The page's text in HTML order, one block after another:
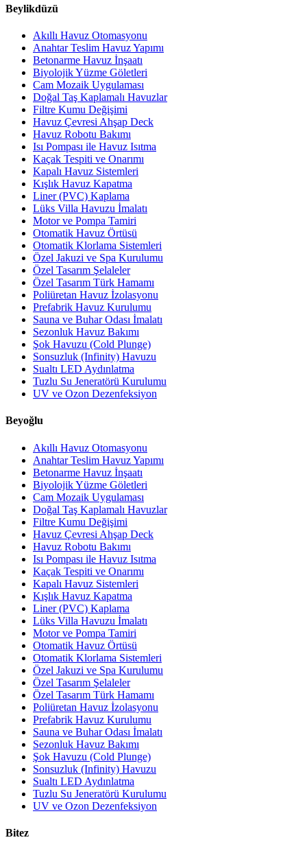
Beylikdüzü
Akıllı Havuz Otomasyonu
Anahtar Teslim Havuz Yapımı
Betonarme Havuz İnşaatı
Biyolojik Yüzme Göletleri
Cam Mozaik Uygulaması
Doğal Taş Kaplamalı Havuzlar
Filtre Kumu Değişimi
Havuz Çevresi Ahşap Deck
Havuz Robotu Bakımı
Isı Pompası ile Havuz Isıtma
Kaçak Tespiti ve Onarımı
Kapalı Havuz Sistemleri
Kışlık Havuz Kapatma
Liner (PVC) Kaplama
Lüks Villa Havuzu İmalatı
Motor ve Pompa Tamiri
Otomatik Havuz Örtüsü
Otomatik Klorlama Sistemleri
Özel Jakuzi ve Spa Kurulumu
Özel Tasarım Şelaleler
Özel Tasarım Türk Hamamı
Poliüretan Havuz İzolasyonu
Prefabrik Havuz Kurulumu
Sauna ve Buhar Odası İmalatı
Sezonluk Havuz Bakımı
Şok Havuzu (Cold Plunge)
Sonsuzluk (Infinity) Havuzu
Sualtı LED Aydınlatma
Tuzlu Su Jeneratörü Kurulumu
UV ve Ozon Dezenfeksiyon
Beyoğlu
Akıllı Havuz Otomasyonu
Anahtar Teslim Havuz Yapımı
Betonarme Havuz İnşaatı
Biyolojik Yüzme Göletleri
Cam Mozaik Uygulaması
Doğal Taş Kaplamalı Havuzlar
Filtre Kumu Değişimi
Havuz Çevresi Ahşap Deck
Havuz Robotu Bakımı
Isı Pompası ile Havuz Isıtma
Kaçak Tespiti ve Onarımı
Kapalı Havuz Sistemleri
Kışlık Havuz Kapatma
Liner (PVC) Kaplama
Lüks Villa Havuzu İmalatı
Motor ve Pompa Tamiri
Otomatik Havuz Örtüsü
Otomatik Klorlama Sistemleri
Özel Jakuzi ve Spa Kurulumu
Özel Tasarım Şelaleler
Özel Tasarım Türk Hamamı
Poliüretan Havuz İzolasyonu
Prefabrik Havuz Kurulumu
Sauna ve Buhar Odası İmalatı
Sezonluk Havuz Bakımı
Şok Havuzu (Cold Plunge)
Sonsuzluk (Infinity) Havuzu
Sualtı LED Aydınlatma
Tuzlu Su Jeneratörü Kurulumu
UV ve Ozon Dezenfeksiyon
Bitez